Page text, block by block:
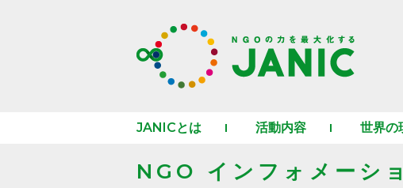
JANICとは 活動内容 世界の
NGO インフォメーシ